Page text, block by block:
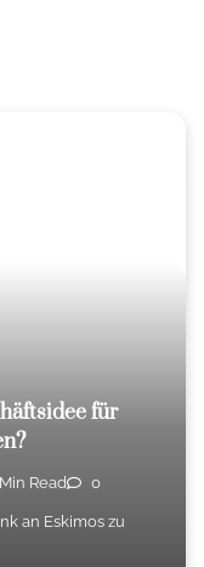
für
Read 0
an Eskimos zu